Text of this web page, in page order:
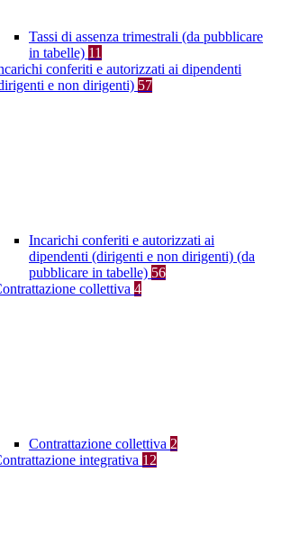
Tassi di assenza trimestrali (da pubblicare
in tabelle) 11
conferiti e autorizzati ai dipendenti
e non dirigenti) 57
Incarichi conferiti e autorizzati ai
dipendenti (dirigenti e non dirigenti) (da
pubblicare in tabelle) 56
collettiva 4
Contrattazione collettiva 2
integrativa 12